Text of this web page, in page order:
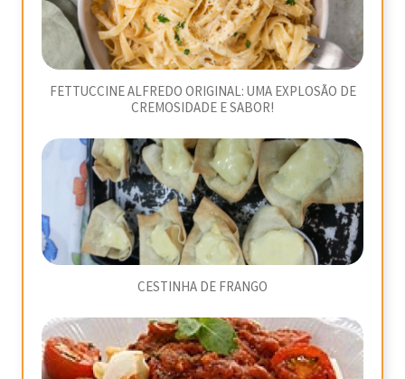
FETTUCCINE ALFREDO ORIGINAL: UMA EXPLOSÃO DE
CREMOSIDADE E SABOR!
CESTINHA DE FRANGO